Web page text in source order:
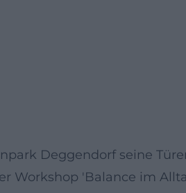
Deggendorf seine
Workshop 'Balance im